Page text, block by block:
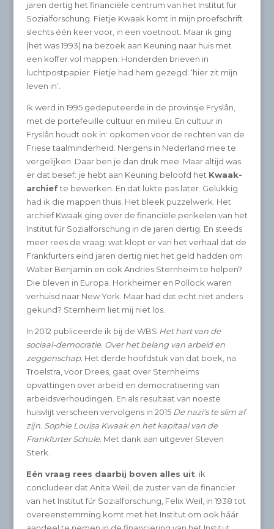
jaren dertig het financiële centrum van het Institut für
Sozialforschung. Fietje Kwaak komt in mijn proefschrift
slechts één keer voor, in een voetnoot. Maar ik ging
(het was 1993) na bezoek aan Keuning naar huis met
een koffer vol mappen. Honderden brieven in
luchtpostpapier. Fietje had hem gezegd: ‘hier zit mijn
leven in’.
Ik werd in 1995 gedeputeerde in de provinsje Fryslân,
met de portefeuille cultuur en milieu. En cultuur in
Fryslân houdt ook in: opkomen voor de rechten van de
Friese taalminderheid. Nergens in Nederland mee te
vergelijken. Daar ben je dan druk mee. Maar altijd was
er dat besef: je hebt aan Keuning beloofd het Kwaak-
archiefte bewerken. En dat lukte pas later. Gelukkig
had ik die mappen thuis. Het bleek puzzelwerk. Het
archief Kwaak ging over de financiële perikelen van het
Institut für Sozialforschung in de jaren dertig. En steeds
meer rees de vraag: wat klopt er van het verhaal dat de
Frankfurters eind jaren dertig niet het geld hadden om
Walter Benjamin en ook Andries Sternheim te helpen?
Die bleven in Europa. Horkheimer en Pollock waren
verhuisd naar New York. Maar had dat echt niet anders
gekund? Sternheim liet mij niet los.
In 2012 publiceerde ik bij de WBS Het hart van de
sociaal-democratie. Over het belang van arbeid en
zeggenschap. Het derde hoofdstuk van dat boek, na
Troelstra, voor Drees, gaat over Sternheims
opvattingen over arbeid en democratisering van
arbeidsverhoudingen. En als resultaat van noeste
huisvlijt verscheen vervolgens in 2015 De nazi’s te slim af
zijn. Sophie Louisa Kwaak en het kapitaal van de
Frankfurter Schule. Met dank aan uitgever Steven
Sterk.
Eén vraag rees daarbij boven alles uit: ik
concludeer dat Anita Weil, de zuster van de financier
van het Institut für Sozialforschung, Felix Weil, in 1938 tot
overeenstemming komt met het Institut om ook háár